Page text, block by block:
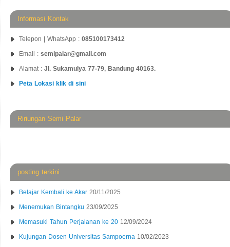
Informasi Kontak
Telepon | WhatsApp : 085100173412
Email : semipalar@gmail.com
Alamat : Jl. Sukamulya 77-79, Bandung 40163.
Peta Lokasi klik di sini
Ririungan Semi Palar
posting terkini
Belajar Kembali ke Akar 20/11/2025
Menemukan Bintangku 23/09/2025
Memasuki Tahun Perjalanan ke 20 12/09/2024
Kujungan Dosen Universitas Sampoerna 10/02/2023